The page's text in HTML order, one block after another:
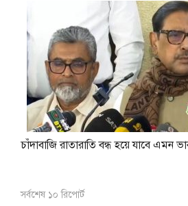
চাঁদাবাজি রাতারাতি বন্ধ হয়ে যাবে এমন
সর্বশেষ ১০ রিপোর্ট